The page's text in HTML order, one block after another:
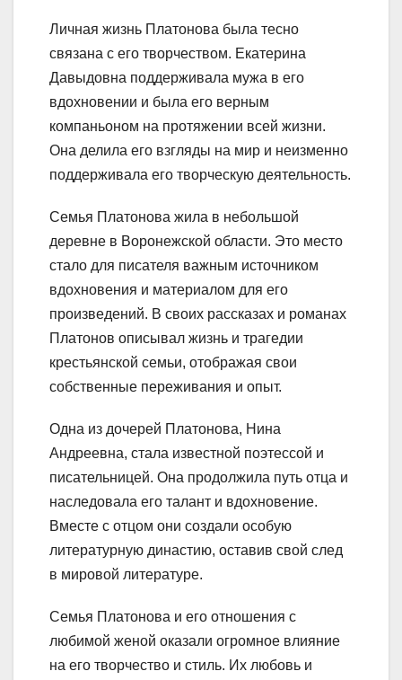
Личная жизнь Платонова была тесно
связана с его творчеством. Екатерина
Давыдовна поддерживала мужа в его
вдохновении и была его верным
компаньоном на протяжении всей жизни.
Она делила его взгляды на мир и неизменно
поддерживала его творческую деятельность.
Семья Платонова жила в небольшой
деревне в Воронежской области. Это место
стало для писателя важным источником
вдохновения и материалом для его
произведений. В своих рассказах и романах
Платонов описывал жизнь и трагедии
крестьянской семьи, отображая свои
собственные переживания и опыт.
Одна из дочерей Платонова, Нина
Андреевна, стала известной поэтессой и
писательницей. Она продолжила путь отца и
наследовала его талант и вдохновение.
Вместе с отцом они создали особую
литературную династию, оставив свой след
в мировой литературе.
Семья Платонова и его отношения с
любимой женой оказали огромное влияние
на его творчество и стиль. Их любовь и